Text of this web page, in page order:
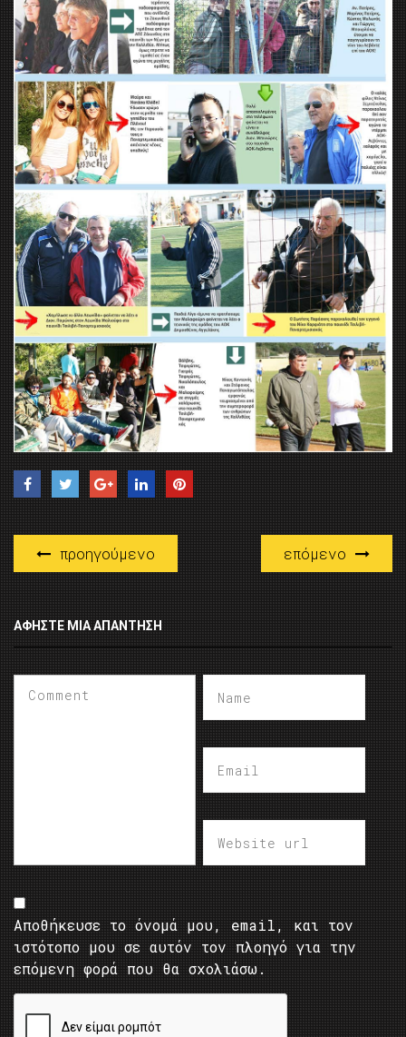
προηγούμενο επόμενο
ΑΦΉΣΤΕ ΜΙΑ ΑΠΆΝΤΗΣΗ
Αποθήκευσε το όνομά μου, email, και τον
ιστότοπο μου σε αυτόν τον πλοηγό για την
επόμενη φορά που θα σχολιάσω.